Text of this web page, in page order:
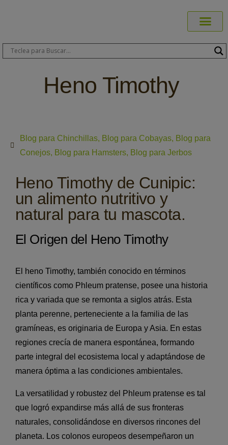
Heno Timothy
Blog para Chinchillas, Blog para Cobayas, Blog para
Conejos, Blog para Hamsters, Blog para Jerbos
Heno Timothy de Cunipic:
un alimento nutritivo y
natural para tu mascota.
El Origen del Heno Timothy
El heno Timothy, también conocido en términos
científicos como Phleum pratense, posee una historia
rica y variada que se remonta a siglos atrás. Esta
planta perenne, perteneciente a la familia de las
gramíneas, es originaria de Europa y Asia. En estas
regiones crecía de manera espontánea, formando
parte integral del ecosistema local y adaptándose de
manera óptima a las condiciones ambientales.
La versatilidad y robustez del Phleum pratense es tal
que logró expandirse más allá de sus fronteras
naturales, consolidándose en diversos rincones del
planeta. Los colonos europeos desempeñaron un